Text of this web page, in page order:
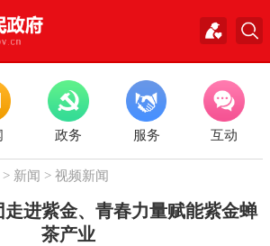
政务 服务 互动
> 新闻 > 视频新闻
走进紫金、青春力量赋能紫金蝉
茶产业